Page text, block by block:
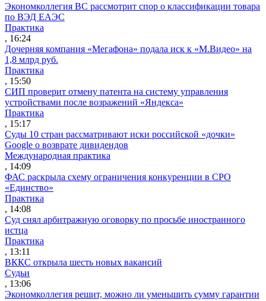
Экономколлегия ВС рассмотрит спор о классификации товара
по ВЭД ЕАЭС
Практика
, 16:24
Дочерняя компания «Мегафона» подала иск к «М.Видео» на
1,8 млрд руб.
Практика
, 15:50
СИП проверит отмену патента на систему управления
устройствами после возражений «Яндекса»
Практика
, 15:17
Суды 10 стран рассматривают иски российской «дочки»
Google о возврате дивидендов
Международная практика
, 14:09
ФАС раскрыла схему ограничения конкуренции в СРО
«Единство»
Практика
, 14:08
Суд снял арбитражную оговорку по просьбе иностранного
истца
Практика
, 13:11
ВККС открыла шесть новых вакансий
Судьи
, 13:06
Экономколлегия решит, можно ли уменьшить сумму гарантии